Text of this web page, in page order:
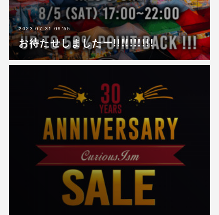
2023.07.31 09:55
お待たせしましたー!!!!!!!!!!